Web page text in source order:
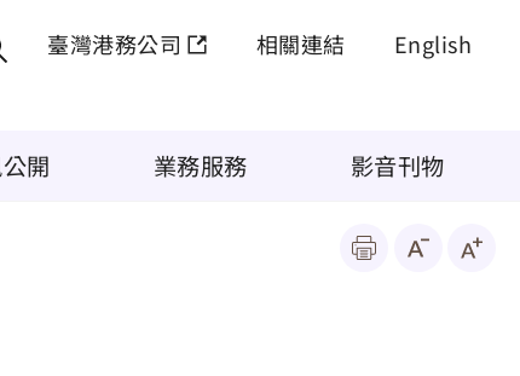
臺灣港務公司 相關連結 English
開 業務服務 影音刊物